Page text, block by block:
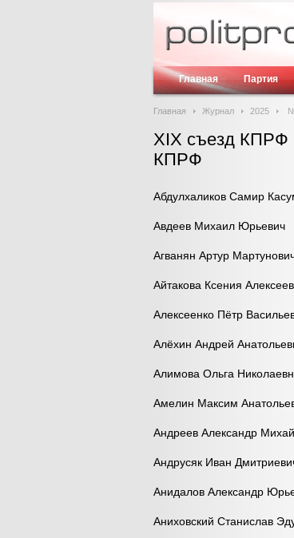
Главная Партия
Главная Журнал 2025
XIX cъезд КПРФ
КПРФ
Абдулхаликов Самир
Авдеев Михаил Юрьевич
Агванян Артур
Айтакова Ксения
Алексеенко Пётр
Алёхин Андрей
Алимова Ольга
Амелин Максим
Андреев Александр
Андрусяк Иван
Анидалов Александр
Аниховский Станислав